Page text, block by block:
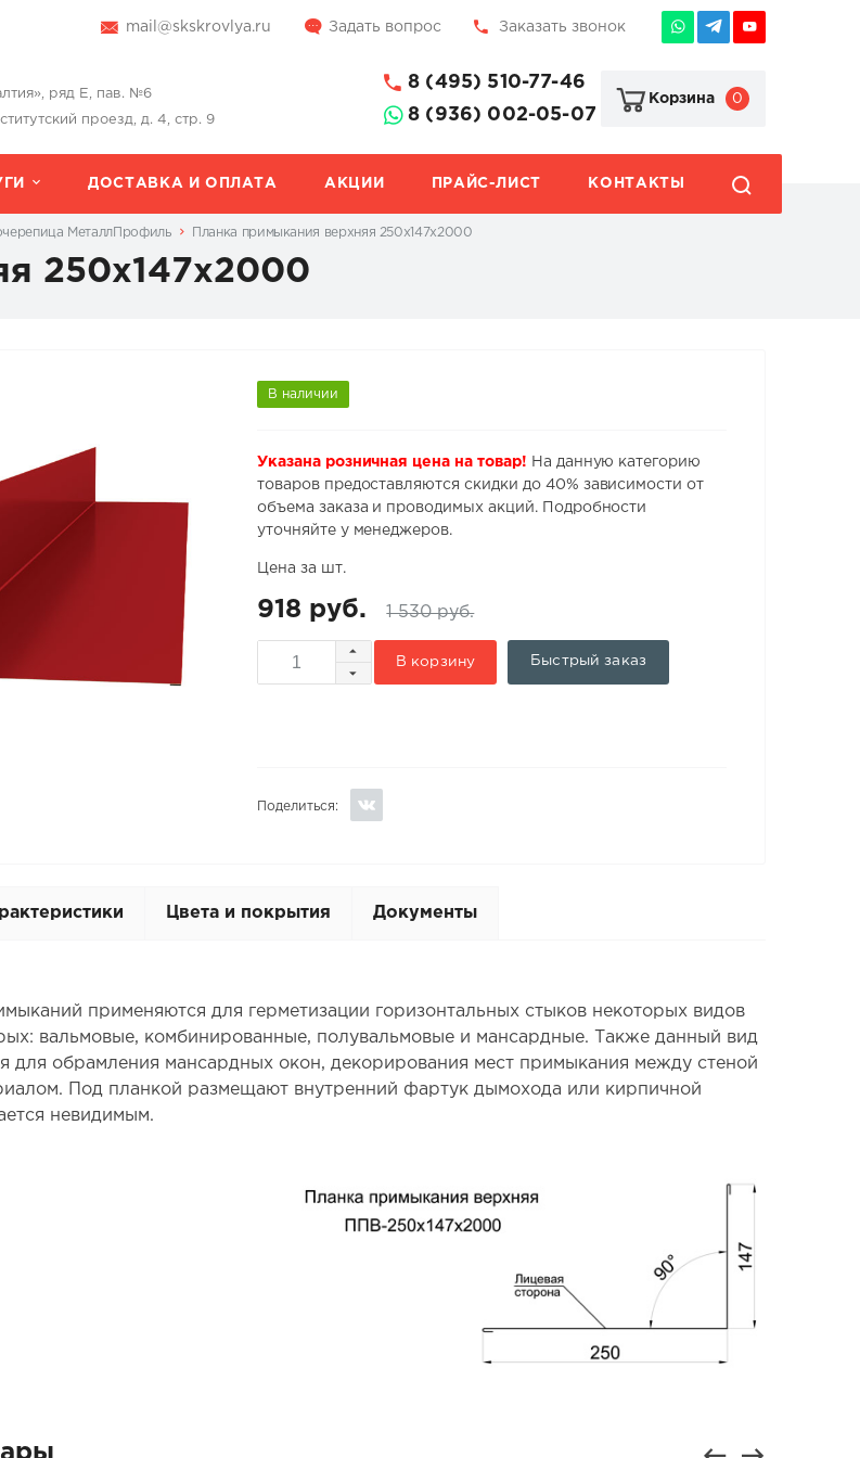
mail@skskrovlya.ru Задать вопрос Заказать звонок
ряд Е, пав. №6
проезд, д. 4, стр. 9
8 (495) 510-77-46
8 (936) 002-05-07
Корзина 0
ДОСТАВКА И ОПЛАТА АКЦИИ ПРАЙС-ЛИСТ КОНТАКТЫ
МеталлПрофиль Планка примыкания верхняя 250х147х2000
250х147х2000
В наличии
Указана розничная цена на товар! На данную категорию
товаров предоставляются скидки до 40% зависимости от
объема заказа и проводимых акций. Подробности
уточняйте у менеджеров.
Цена за шт.
918 руб. 1 530 руб.
В корзину Быстрый заказ
Поделиться:
Цвета и покрытия Документы
применяются для герметизации горизонтальных стыков некоторых видов
вальмовые, комбинированные, полувальмовые и мансардные. Также данный вид
для обрамления мансардных окон, декорирования мест примыкания между стеной
Под планкой размещают внутренний фартук дымохода или кирпичной
невидимым.